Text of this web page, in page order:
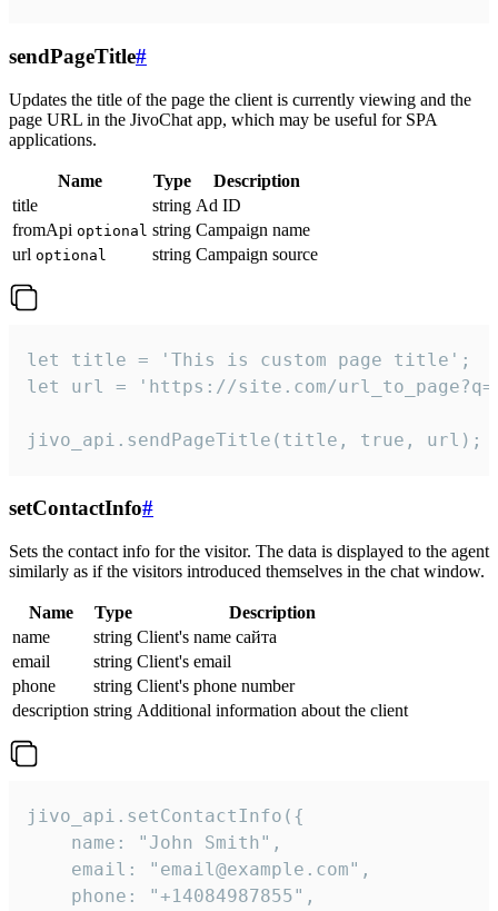
sendPageTitle#
Updates the title of the page the client is currently viewing and the
page URL in the JivoChat app, which may be useful for SPA
applications.
Name Type
Description
title
string Ad ID
fromApi optional string Campaign name
url optional string Campaign source
let title = 'This is custom page title';
let url = 'https://site.com/
jivo_api.sendPageTitle(title, true, url);
setContactInfo#
Sets the contact info for the visitor. The data is displayed to the agent
similarly as if the visitors introduced themselves in the chat window.
Name Type
Description
name
string Client's name сайта
email
string Client's email
phone
string Client's phone number
description string Additional information about the client
jivo_api.setContactInfo({
    name: "John Smith",
    email: "email@example.com",
    phone: "+14084987855",